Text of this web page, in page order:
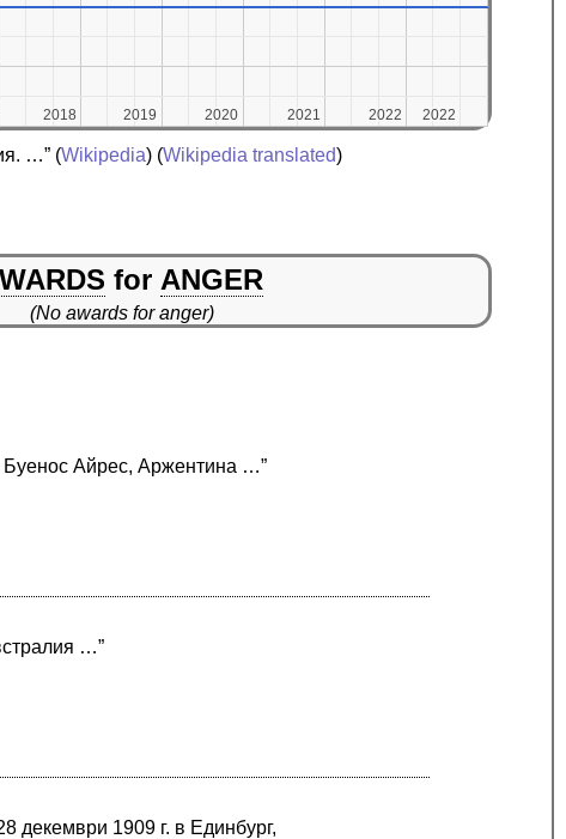
2018
2018 2019
2019 2020
2020 2021
2021 2022
2022 2022
2022
…” (Wikipedia) (Wikipedia translated)
for ANGER
(No awards for anger)
Буенос Айрес, Аржентина …”
…”
декември 1909 г. в Единбург,